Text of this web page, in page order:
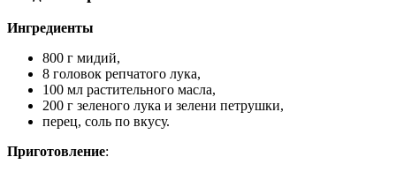
Ингредиенты
800 г мидий,
8 головок репчатого лука,
100 мл растительного масла,
200 г зеленого лука и зелени петрушки,
перец, соль по вкусу.
Приготовление: